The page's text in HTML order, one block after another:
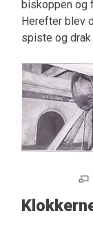
biskoppen og
Herefter blev
spiste og drak